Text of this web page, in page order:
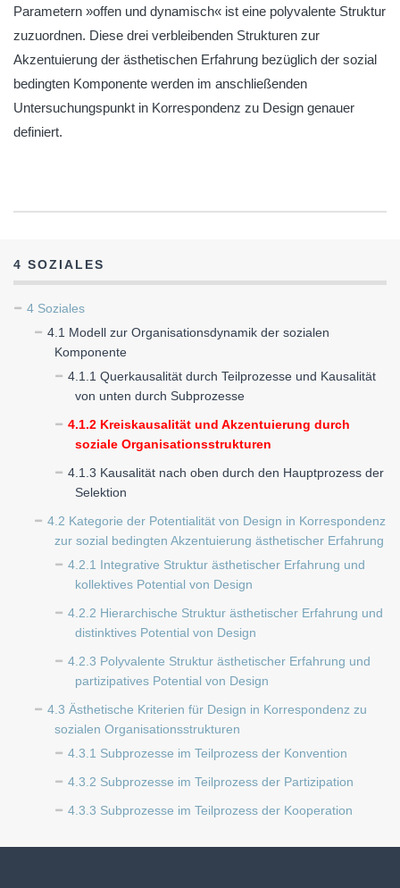
Parametern »offen und dynamisch« ist eine polyvalente Struktur
zuzuordnen. Diese drei verbleibenden Strukturen zur
Akzentuierung der ästhetischen Erfahrung bezüglich der sozial
bedingten Komponente werden im anschließenden
Untersuchungspunkt in Korrespondenz zu Design genauer
definiert.
4 SOZIALES
4 Soziales
4.1 Modell zur Organisationsdynamik der sozialen
Komponente
4.1.1 Querkausalität durch Teilprozesse und Kausalität
von unten durch Subprozesse
4.1.2 Kreiskausalität und Akzentuierung durch
soziale Organisationsstrukturen
4.1.3 Kausalität nach oben durch den Hauptprozess der
Selektion
4.2 Kategorie der Potentialität von Design in Korrespondenz
zur sozial bedingten Akzentuierung ästhetischer Erfahrung
4.2.1 Integrative Struktur ästhetischer Erfahrung und
kollektives Potential von Design
4.2.2 Hierarchische Struktur ästhetischer Erfahrung und
distinktives Potential von Design
4.2.3 Polyvalente Struktur ästhetischer Erfahrung und
partizipatives Potential von Design
4.3 Ästhetische Kriterien für Design in Korrespondenz zu
sozialen Organisationsstrukturen
4.3.1 Subprozesse im Teilprozess der Konvention
4.3.2 Subprozesse im Teilprozess der Partizipation
4.3.3 Subprozesse im Teilprozess der Kooperation